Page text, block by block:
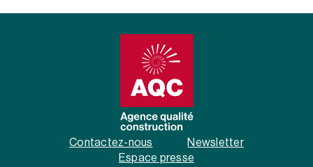
Contactez-nous
Newsletter
Espace presse